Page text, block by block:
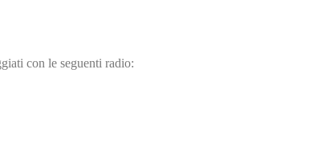
con le seguenti radio: